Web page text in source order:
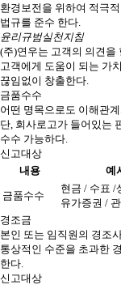
환경보전을 위하여 적극
법규를 준수 한다.
윤리규범실천지침
(주)연우는 고객의 의견을
고객에게 도움이 되는 가
끊임없이 창출한다.
금품수수
어떤 명목으로도 이해관
단, 회사로고가 들어있는
수수 가능하다.
신고대상
내용
예
금품수수
현금 / 수표 /
유가증권 /
경조금
본인 또는 임직원의 경조
통상적인 수준을 초과한
한다.
신고대상